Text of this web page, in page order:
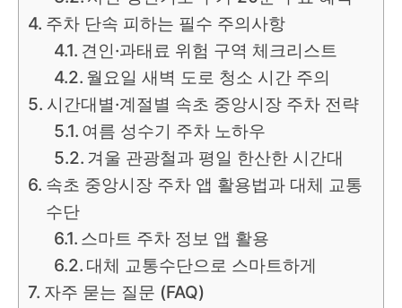
주차 단속 피하는 필수 주의사항
견인·과태료 위험 구역 체크리스트
월요일 새벽 도로 청소 시간 주의
시간대별·계절별 속초 중앙시장 주차 전략
여름 성수기 주차 노하우
겨울 관광철과 평일 한산한 시간대
속초 중앙시장 주차 앱 활용법과 대체 교통
수단
스마트 주차 정보 앱 활용
대체 교통수단으로 스마트하게
자주 묻는 질문 (FAQ)